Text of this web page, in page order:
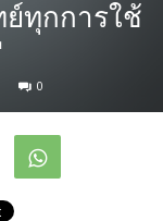
ย์ทุกการใช้
0